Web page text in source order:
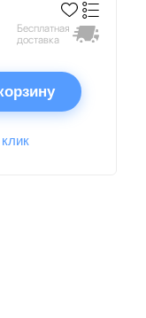
Бесплатная
доставка